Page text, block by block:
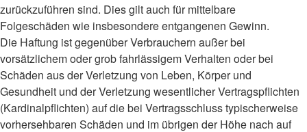
zurückzuführen sind. Dies gilt auch für mittelbare
Folgeschäden wie insbesondere entgangenen Gewinn.
Die Haftung ist gegenüber Verbrauchern außer bei
vorsätzlichem oder grob fahrlässigem Verhalten oder bei
Schäden aus der Verletzung von Leben, Körper und
Gesundheit und der Verletzung wesentlicher Vertragspflichten
(Kardinalpflichten) auf die bei Vertragsschluss typischerweise
vorhersehbaren Schäden und im übrigen der Höhe nach auf